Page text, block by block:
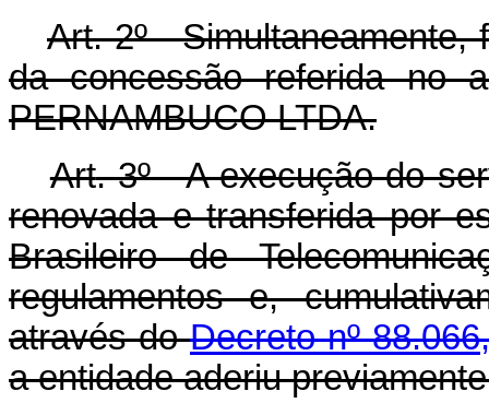
Art. 2º - Simultaneamente,
da concessão referida no
PERNAMBUCO LTDA.
Art. 3º - A execução do
renovada e transferida por
Brasileiro de
regulamentos e,
através doDecreto nº
a entidade aderiu